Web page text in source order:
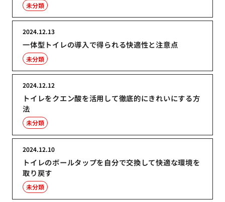
未分類
一体型トイレの導入で得られる快適性と注意点
2024.12.13
未分類
トイレをクエン酸を活用して徹底的にきれいにする方
法
2024.12.12
未分類
トイレのボールタップを自分で交換して快適な環境を
取り戻す
2024.12.10
未分類